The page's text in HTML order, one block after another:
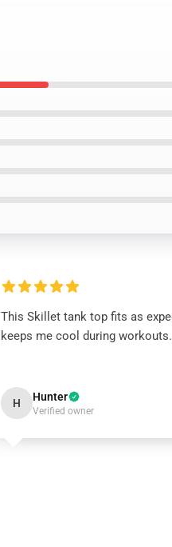
This Skillet tank top fits as
keeps me cool during workouts.
H Hunter
Verified owner